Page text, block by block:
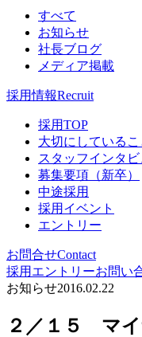
すべて
お知らせ
社長ブログ
メディア掲載
採用情報Recruit
採用TOP
大切にしているこ
スタッフインタビ
募集要項（新卒）
中途採用
採用イベント
エントリー
お問合せContact
採用エントリーお問い
お知らせ2016.02.22
２／１５ マイ